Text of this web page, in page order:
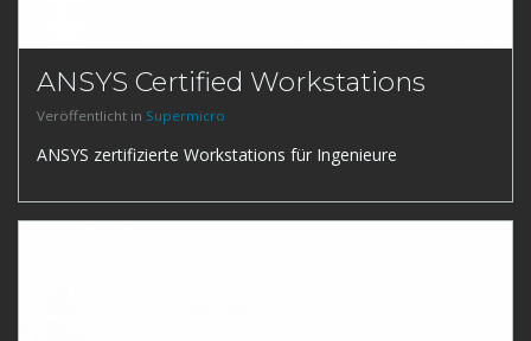
ANSYS Certified Workstations
Veröffentlicht in Supermicro
ANSYS zertifizierte Workstations für Ingenieure